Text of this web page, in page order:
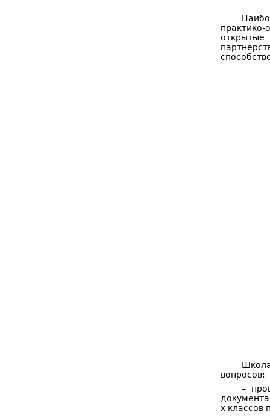
практико-
вопросов:
–
х классов